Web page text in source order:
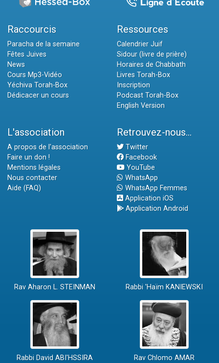
Raccourcis
Paracha de la semaine
Fêtes Juives
News
Cours Mp3-Vidéo
Yéchiva Torah-Box
Dédicacer un cours
Ressources
Calendrier Juif
Sidour (livre de prière)
Horaires de Chabbath
Livres Torah-Box
Inscription
Podcast Torah-Box
English Version
L'association
A propos de l'association
Faire un don !
Mentions légales
Nous contacter
Aide (FAQ)
Retrouvez-nous...
Twitter
Facebook
YouTube
WhatsApp
WhatsApp Femmes
Application iOS
Application Android
Rav Aharon L. STEINMAN Rabbi 'Haïm KANIEWSKI
Rabbi David ABI'HSSIRA Rav Chlomo AMAR